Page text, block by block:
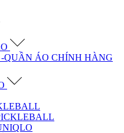
QUẦN ÁO CHÍNH HÀNG